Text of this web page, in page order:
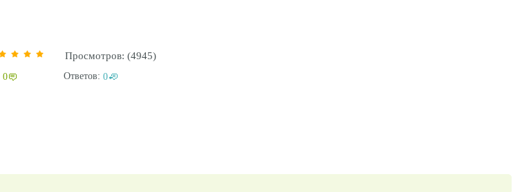
Просмотров: (4945)
0 Ответов: 0